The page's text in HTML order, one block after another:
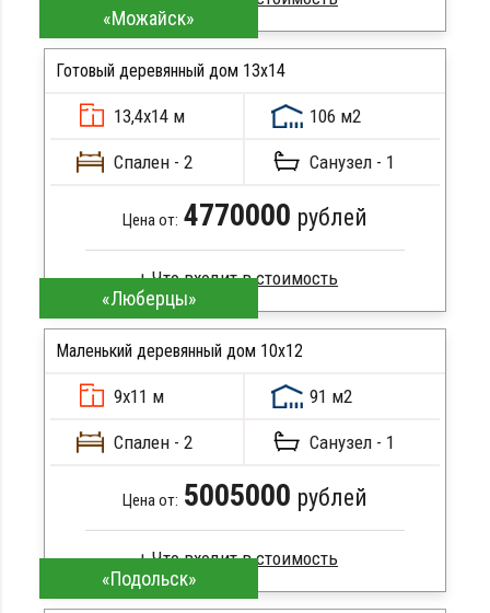
Профилированный брус
Стропила, балки 50х200 мм
Метизы, саморезы, гвозди
Сборка на березовые нагеля, джут
Металлические сваи 108 диаметр
ПОДРОБНЕЕ
«Можайск»
Готовый деревянный дом 13х14
13,4х14 м 106 м2
Спален - 2 Санузел - 1
Цена от: 4770000 рублей
Брус камерной сушки
Стропила, балки 50х200 мм
Метизы, саморезы, гвозди
Сборка на березовые нагеля, джут
Металлические сваи 108 диаметр
ПОДРОБНЕЕ
«Люберцы»
Маленький деревянный дом 10х12
9х11 м 91 м2
Спален - 2 Санузел - 1
Цена от: 5005000 рублей
Профилированный брус
«Подольск»